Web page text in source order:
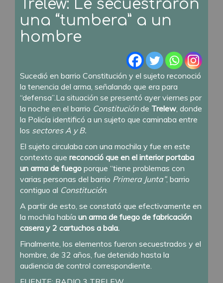
Trelew: Le secuestraron
una “tumbera” a un
hombre
Sucedió en barrio Constitución y el sujeto reconoció
la tenencia del arma, señalando que era para
“defensa”.La situación se presentó ayer viernes por
la noche en el barrio Constituciónde Trelew, donde
la Policía identificó a un sujeto que caminaba entre
los sectores A y B.
El sujeto circulaba con una mochila y fue en este
contexto que reconoció que en el interior portaba
un arma de fuego porque “tiene problemas con
varias personas del barrio Primera Junta”, barrio
contiguo al Constitución.
A partir de esto, se constató que efectivamente en
la mochila había un arma de fuego de fabricación
casera y 2 cartuchos a bala.
Finalmente, los elementos fueron secuestrados y el
hombre, de 32 años, fue detenido hasta la
audiencia de control correspondiente.